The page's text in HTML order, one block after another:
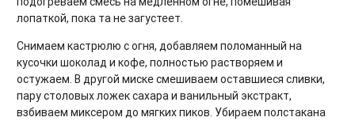
лопаткой, пока та не загустеет.
Снимаем кастрюлю с огня, добавляем поломанный на
кусочки шоколад и кофе, полностью растворяем и
остужаем. В другой миске смешиваем оставшиеся сливки,
пару столовых ложек сахара и ванильный экстракт,
взбиваем миксером до мягких пиков. Убираем полстакана